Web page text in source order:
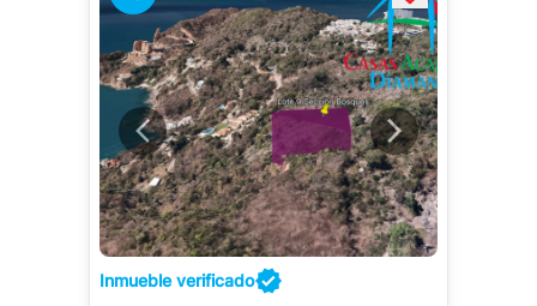
Inmueble verificado